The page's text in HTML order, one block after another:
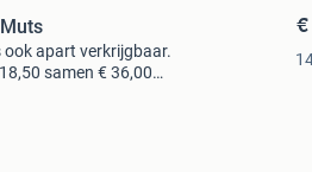
apart verkrijgbaar.
samen € 36,00